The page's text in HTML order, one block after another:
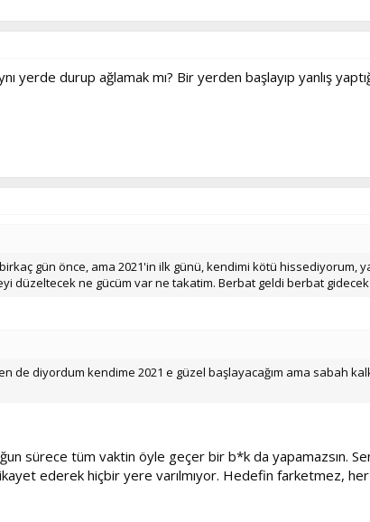
yerde durup ağlamak mı? Bir yerden başlayıp yanlış
gün önce, ama 2021'in ilk günü, kendimi kötü hissediyorum,
düzeltecek ne gücüm var ne takatim. Berbat geldi berbat
diyordum kendime 2021 e güzel başlayacağım ama sabah
sürece tüm vaktin öyle geçer bir b*k da yapamazsın.
ederek hiçbir yere varılmıyor. Hedefin farketmez, her